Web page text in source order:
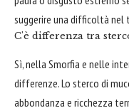
suggerire una difficoltà nel
C'è differenza tra
Sì, nella Smorfia e nelle
differenze. Lo sterco di
abbondanza e ricchezza